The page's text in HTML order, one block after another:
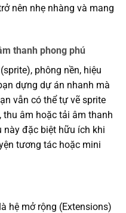
nên nhẹ nhàng và mang
thanh phong phú
phông nền, hiệu
dựng dự án nhanh mà
vẫn có thể tự vẽ sprite
thu âm hoặc tải âm thanh
này đặc biệt hữu ích khi
tương tác hoặc mini
hệ mở rộng (Extensions)